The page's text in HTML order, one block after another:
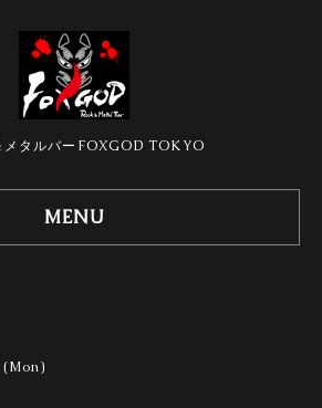
メタルバーFOXGOD TOKYO
MENU
(Mon)